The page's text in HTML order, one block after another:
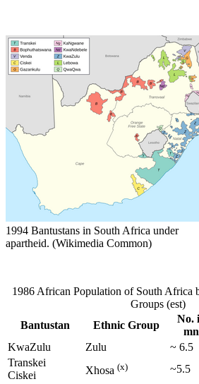
1994 Bantustans in South Africa under
apartheid. (Wikimedia Common)
1986 African Population of South Africa
Groups (est)
Bantustan
Ethnic Group
No.
mn
KwaZulu
Zulu ~ 6.5
Transkei
Ciskei
Xhosa (x) ~5.5